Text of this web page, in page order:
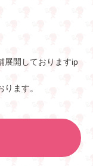
展開しておりますip
ます。